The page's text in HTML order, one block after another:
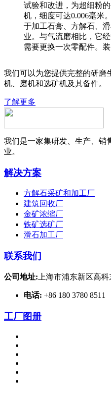
试验和改进，为超细粉
机，细度可达0.006毫米
于加工石膏、方解石、
业。与气流磨相比，它
需要更换一次零配件。
我们可以为您提供完整的研磨
机、磨机和选矿机及其备件。
了解更多
我们是一家集研发、生产、销
业。
解决方案
方解石采矿和加工厂
建筑回收厂
金矿浓缩厂
铁矿选矿厂
滑石加工厂
联系我们
公司地址: 上海市浦东新区高
电话: +86 180 3780 8511
工厂图册